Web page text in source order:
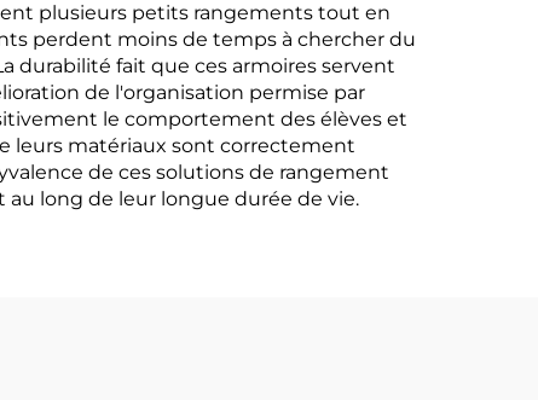
plusieurs petits rangements tout en
perdent moins de temps à chercher du
durabilité fait que ces armoires servent
de l'organisation permise par
le comportement des élèves et
leurs matériaux sont correctement
de ces solutions de rangement
long de leur longue durée de vie.